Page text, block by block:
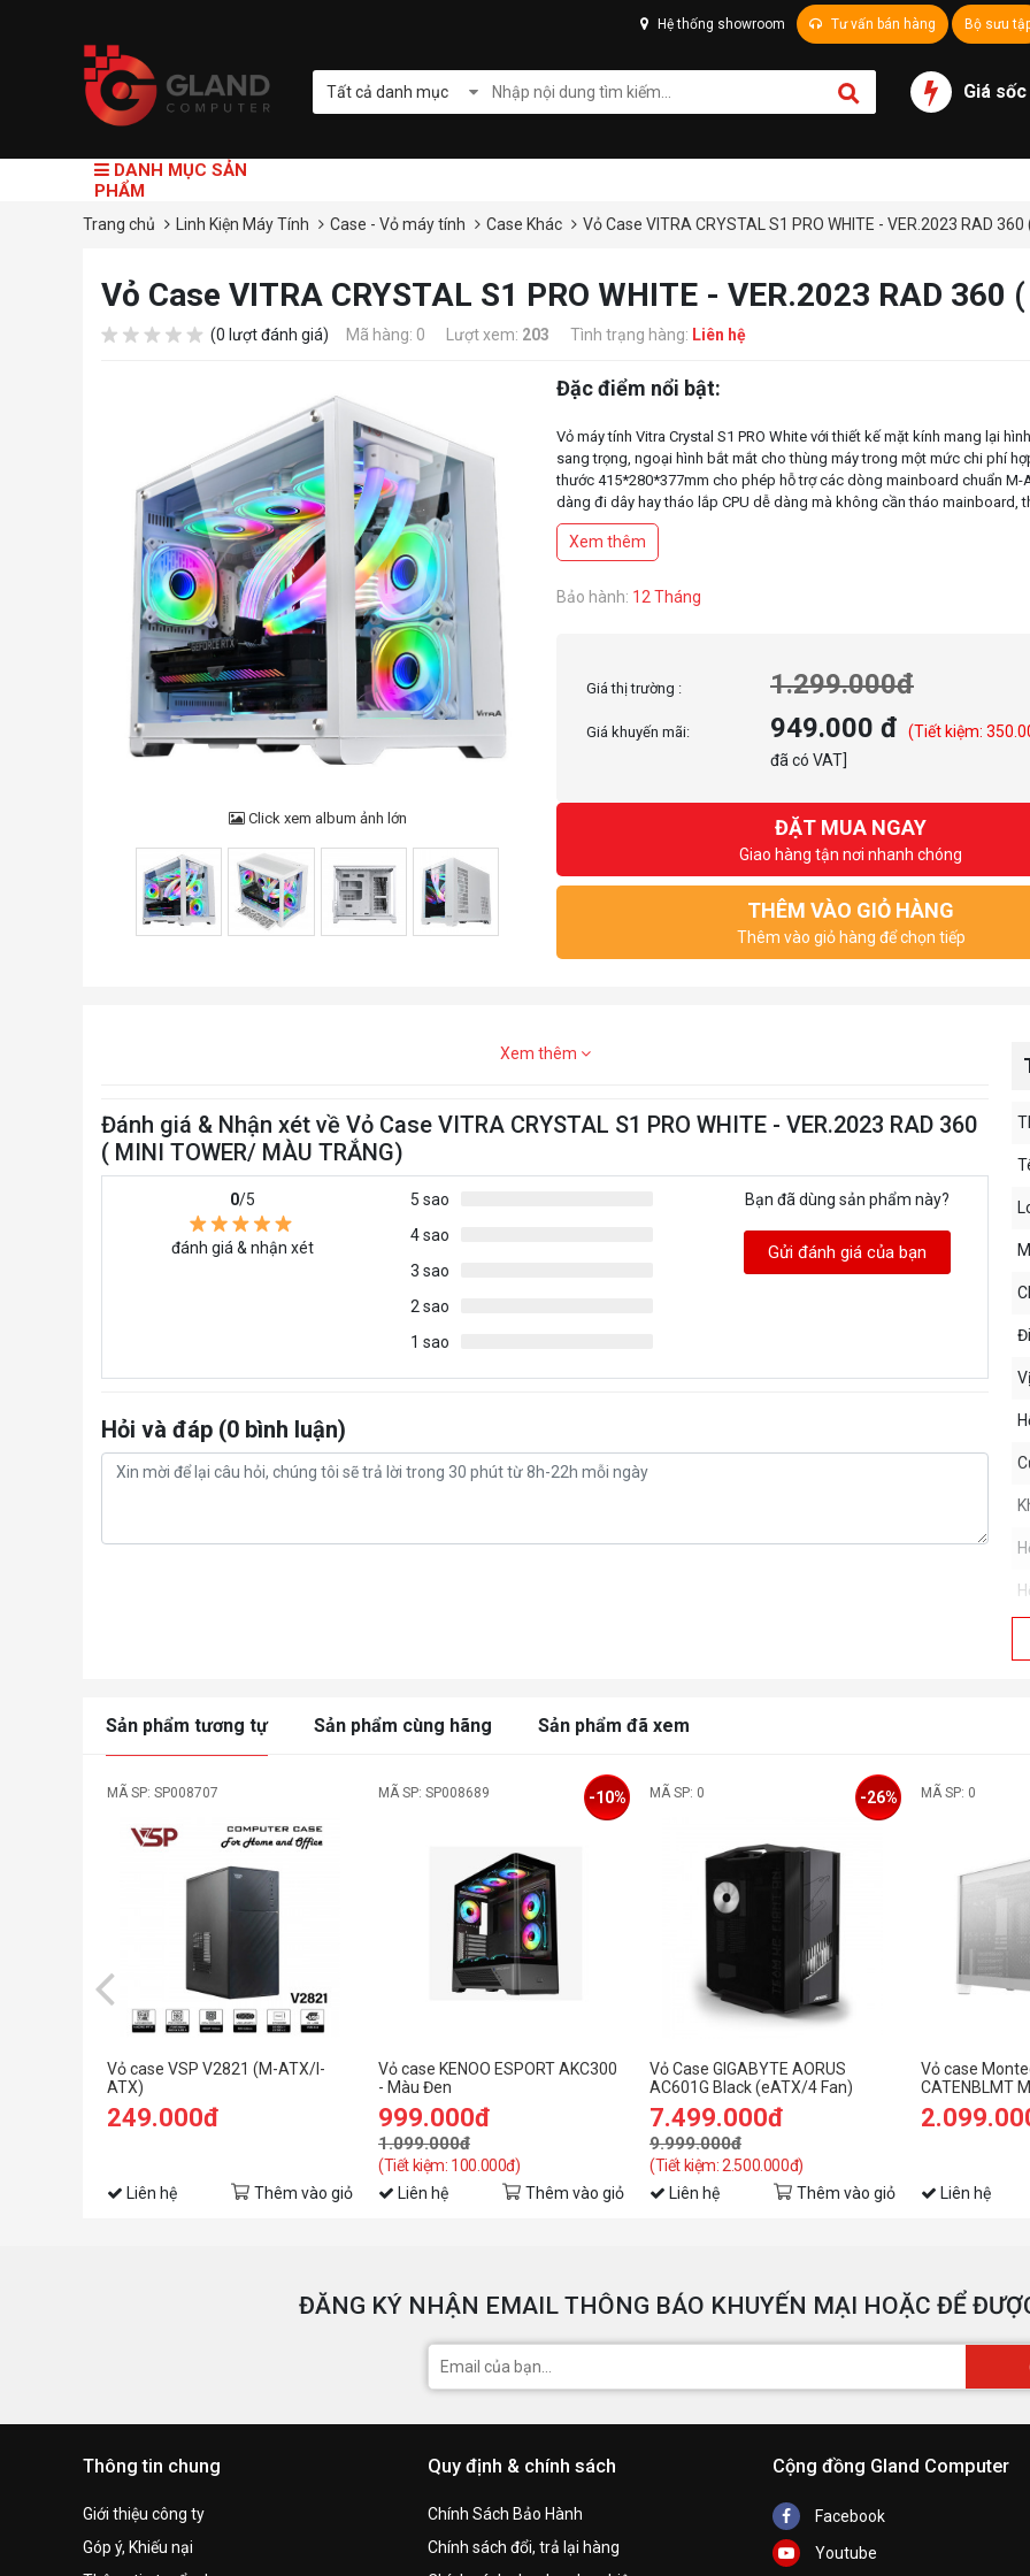
Hệ thống showroom Tư vấn bán hàng Bộ sưu
Tất cả danh mục Giá sốc
DANH MỤC SẢN
PHẨM
Trang chủ Linh Kiện Máy Tính Case - Vỏ máy tính Case Khác Vỏ Case VITRA CRYSTAL S1 PRO WHITE - VER.2023 RAD
Vỏ Case VITRA CRYSTAL S1 PRO WHITE - VER.2023 RAD 360
(0 lượt đánh giá) Mã hàng: 0 Lượt xem: 203 Tình trạng hàng: Liên hệ
Click xem album ảnh lớn
Đặc điểm nổi bật:
Vỏ máy tính Vitra Crystal S1 PRO White với thiết kế mặt kính mang lại
sang trọng, ngoại hình bắt mắt cho thùng máy trong một mức chi phí
thước 415*280*377mm cho phép hỗ trợ các dòng mainboard chuẩn M-
dàng đi dây hay tháo lắp CPU dễ dàng mà không cần tháo mainboard,
Xem thêm
Bảo hành: 12 Tháng
Giá thị trường : 1.299.000đ
Giá khuyến mãi: 949.000 đ (Tiết kiệm:
đã có VAT]
ĐẶT MUA NGAY
Giao hàng tận nơi nhanh chóng
THÊM VÀO GIỎ HÀNG
Thêm vào giỏ hàng để chọn tiếp
Xem thêm
Đánh giá & Nhận xét về Vỏ Case VITRA CRYSTAL S1 PRO WHITE - VER.2023 RAD 360
( MINI TOWER/ MÀU TRẮNG)
0/5
đánh giá & nhận xét
5 sao
4 sao
3 sao
2 sao
1 sao
Bạn đã dùng sản phẩm này?
Gửi đánh giá của bạn
Hỏi và đáp (0 bình luận)
Sản phẩm tương tự Sản phẩm cùng hãng Sản phẩm đã xem
MÃ SP: SP008707
Vỏ case VSP V2821 (M-ATX/I-
ATX)
249.000đ
Liên hệ Thêm vào giỏ
MÃ SP: SP008689
Vỏ case KENOO ESPORT AKC300
- Màu Đen
999.000đ
1.099.000đ
(Tiết kiệm: 100.000đ)
-10%
Liên hệ Thêm vào giỏ
MÃ SP: 0
Vỏ Case GIGABYTE AORUS
AC601G Black (eATX/4 Fan)
7.499.000đ
9.999.000đ
(Tiết kiệm: 2.500.000đ)
-26%
Liên hệ Thêm vào giỏ
MÃ SP: 0
Vỏ case
CATENBLMT
Liên hệ
ĐĂNG KÝ NHẬN EMAIL THÔNG BÁO KHUYẾN MẠI HOẶC ĐỂ
Thông tin chung
Giới thiệu công ty
Góp ý, Khiếu nại
Quy định & chính sách
Chính Sách Bảo Hành
Chính sách đổi, trả lại hàng
Cộng đồng Gland Computer
Facebook
Youtube